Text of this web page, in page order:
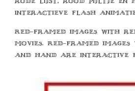
interactieve flash
Red-framed images with
movies. Red-framed
and hand are interactive